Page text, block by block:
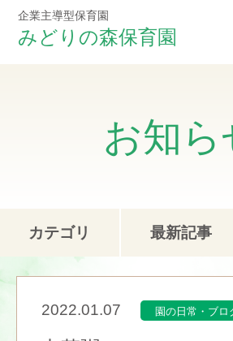
企業主導型保育園
みどりの森保育園
お知ら
カテゴリ 最新記事
2022.01.07 園の日常・ブロ